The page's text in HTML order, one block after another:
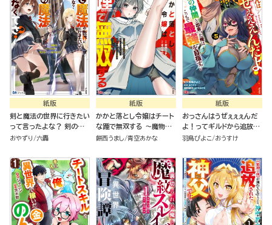
紙版
剣と魔法の世界に行きたい
って言ったよな？ 剣の魔
法じゃなくてさ？ ～ギフト
少女たちと駆け抜ける～
おやずり 六轟
紙版
かかと落とし令嬢はチート
な踵で無双する ～魔物を
即死させて楽しんでいた
壊しました～（１）
餅西うまし 青空あかな
紙版
おっさんはうぜぇぇぇんだ
よ！ってギルドから追放し
たくせに、後から復帰要請
仲間と出会った俺はこっち
で最強を目指す！（５）
羽鳥ぴよこ おうすけ